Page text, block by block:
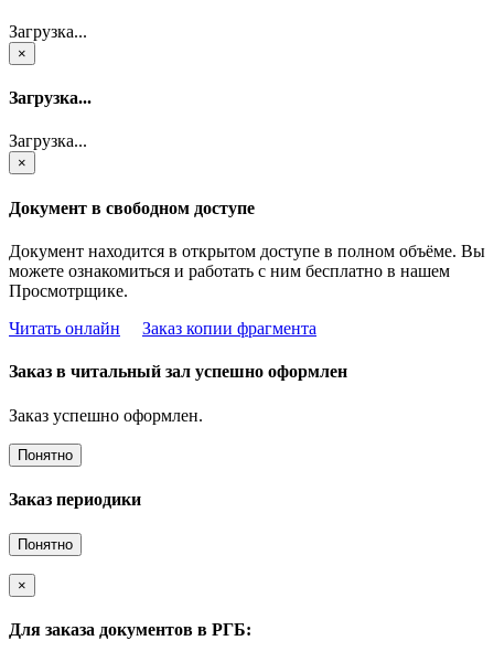
Загрузка...
×
Загрузка...
Загрузка...
×
Документ в свободном доступе
Документ находится в открытом доступе в полном объёме. Вы
можете ознакомиться и работать с ним бесплатно в нашем
Просмотрщике.
Читать онлайн
Заказ копии фрагмента
Заказ в читальный зал успешно оформлен
Заказ успешно оформлен.
Понятно
Заказ периодики
Понятно
×
Для заказа документов в РГБ: